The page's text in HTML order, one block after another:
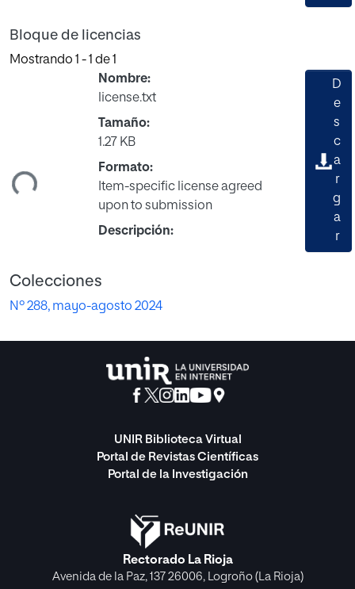
Bloque de licencias
Mostrando 1 - 1 de 1
Cargando...
Nombre:
license.txt
Tamaño:
1.27 KB
Formato:
Item-specific license agreed
upon to submission
Descripción:
D
e
s
c
a
r
g
a
r
Colecciones
Nº 288, mayo-agosto 2024
UNIR Biblioteca Virtual
Portal de Revistas Científicas
Portal de la Investigación
Rectorado La Rioja
Avenida de la Paz, 137 26006, Logroño (La Rioja)